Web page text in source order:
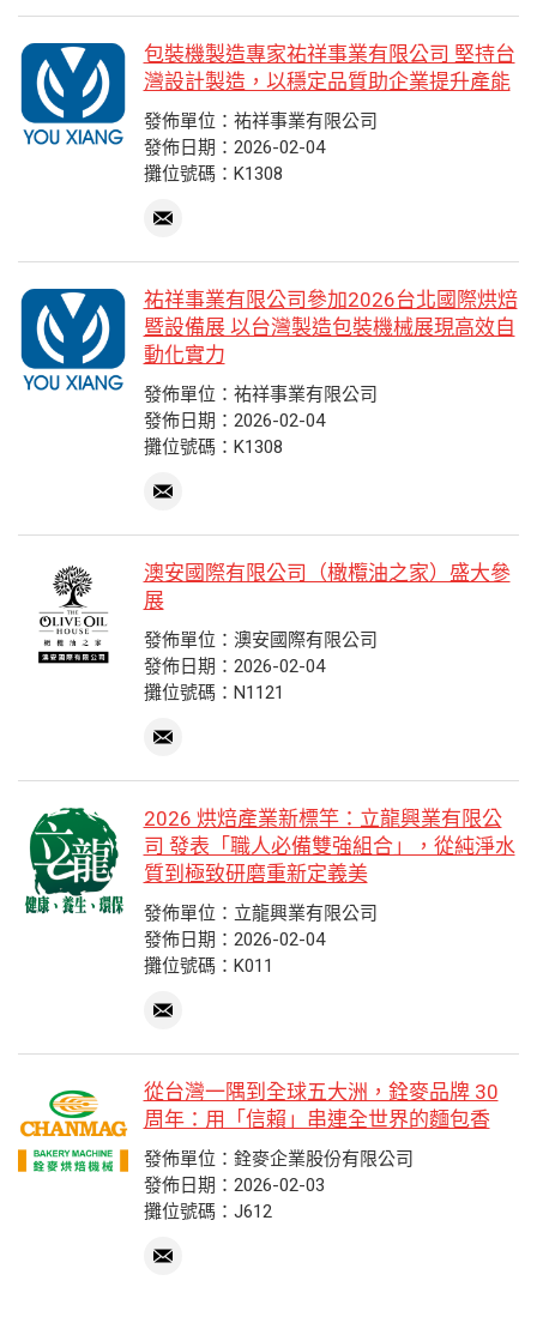
包裝機製造專家祐祥事業有限公司 堅持台
灣設計製造，以穩定品質助企業提升產能
發佈單位：祐祥事業有限公司
發佈日期：2026-02-04
攤位號碼：K1308
祐祥事業有限公司參加2026台北國際烘焙
暨設備展 以台灣製造包裝機械展現高效自
動化實力
發佈單位：祐祥事業有限公司
發佈日期：2026-02-04
攤位號碼：K1308
澳安國際有限公司（橄欖油之家）盛大參
展
發佈單位：澳安國際有限公司
發佈日期：2026-02-04
攤位號碼：N1121
2026 烘焙產業新標竿：立龍興業有限公
司 發表「職人必備雙強組合」，從純淨水
質到極致研磨重新定義美
發佈單位：立龍興業有限公司
發佈日期：2026-02-04
攤位號碼：K011
從台灣一隅到全球五大洲，銓麥品牌 30
周年：用「信賴」串連全世界的麵包香
發佈單位：銓麥企業股份有限公司
發佈日期：2026-02-03
攤位號碼：J612